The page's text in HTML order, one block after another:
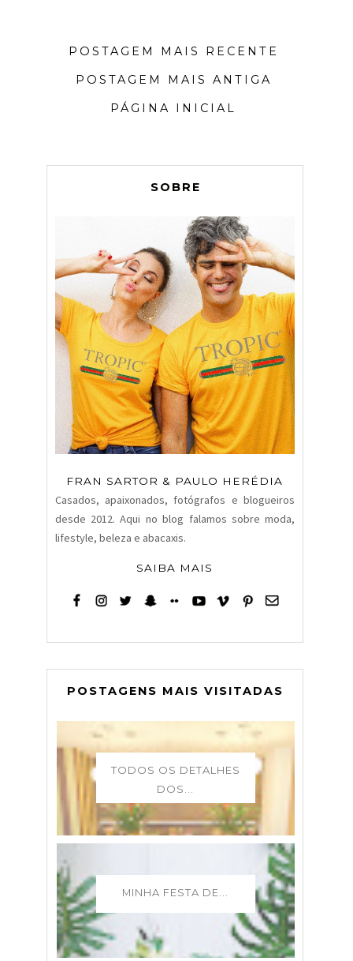
POSTAGEM MAIS RECENTE
POSTAGEM MAIS ANTIGA
PÁGINA INICIAL
SOBRE
FRAN SARTOR & PAULO HERÉDIA
Casados, apaixonados, fotógrafos e blogueiros
desde 2012. Aqui no blog falamos sobre moda,
lifestyle, beleza e abacaxis.
SAIBA MAIS
POSTAGENS MAIS VISITADAS
TODOS OS DETALHES
DOS...
MINHA FESTA DE...